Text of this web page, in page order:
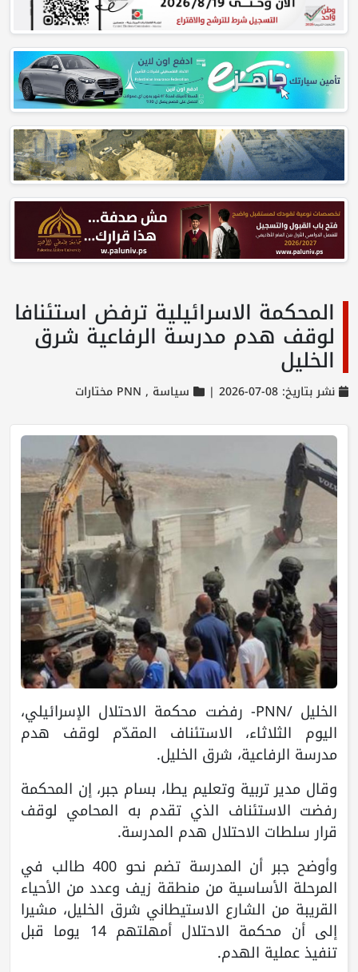
المحكمة الاسرائيلية ترفض استئنافا
لوقف هدم مدرسة الرفاعية شرق
الخليل
نشر بتاريخ: 08-07-2026 | سياسة , PNN مختارات
الخليل /PNN- رفضت محكمة الاحتلال الإسرائيلي،
اليوم الثلاثاء، الاستئناف المقدّم لوقف هدم
مدرسة الرفاعية، شرق الخليل.
وقال مدير تربية وتعليم يطا، بسام جبر، إن المحكمة
رفضت الاستئناف الذي تقدم به المحامي لوقف
قرار سلطات الاحتلال هدم المدرسة.
وأوضح جبر أن المدرسة تضم نحو 400 طالب في
المرحلة الأساسية من منطقة زيف وعدد من الأحياء
القريبة من الشارع الاستيطاني شرق الخليل، مشيرا
إلى أن محكمة الاحتلال أمهلتهم 14 يوما قبل
تنفيذ عملية الهدم.